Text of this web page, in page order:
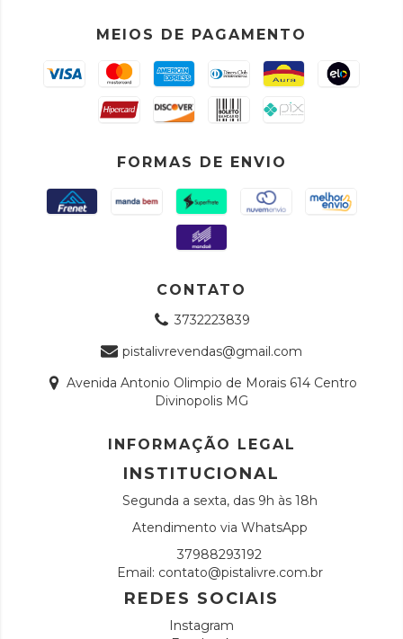
MEIOS DE PAGAMENTO
FORMAS DE ENVIO
CONTATO
3732223839
pistalivrevendas@gmail.com
Avenida Antonio Olimpio de Morais 614 Centro
Divinopolis MG
INFORMAÇÃO LEGAL
INSTITUCIONAL
Segunda a sexta, das 9h às 18h
Atendimento via WhatsApp
37988293192
Email: contato@pistalivre.com.br
REDES SOCIAIS
Instagram